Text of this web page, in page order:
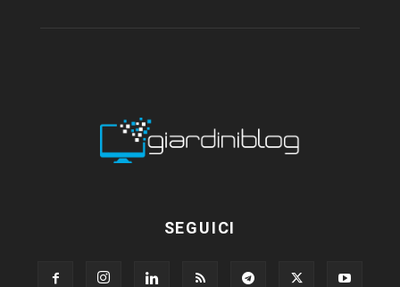
SEGUICI